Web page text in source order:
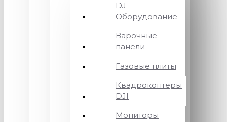
DJ
Оборудование
Варочные
панели
Газовые плиты
Квадрокоптеры
DJI
Мониторы